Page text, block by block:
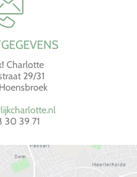
Charlotte
29/31
30 39 71